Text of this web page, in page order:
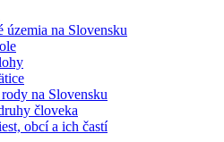
územia na Slovensku
na Slovensku
človeka
obcí a ich častí